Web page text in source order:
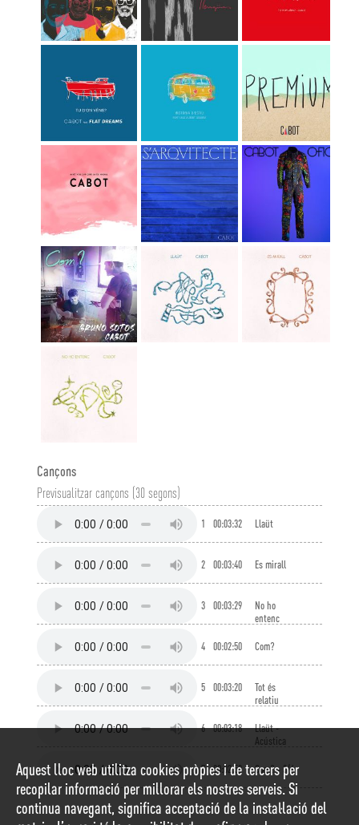
Cançons
Previsualitzar cançons (30 segons)
1 00:03:32 Llaüt
2 00:03:40 Es mirall
3 00:03:29
No ho
entenc
4 00:02:50 Com?
5 00:03:20
Tot és
relatiu
6 00:03:18
Llaüt -
Acústica
7 00:02:53 Com? - 3/4
Aquest lloc web utilitza cookies pròpies i de tercers per
recopilar informació per millorar els nostres serveis. Si
continua navegant, significa acceptació de la instal·lació del